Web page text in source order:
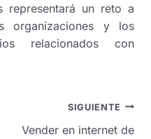
representará un reto a
organizaciones y los
relacionados con
SIGUIENTE
Vender en internet de